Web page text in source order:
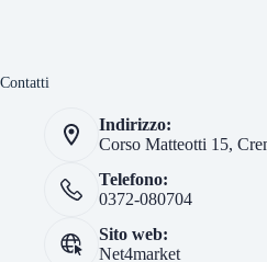
Contatti
Indirizzo:
Corso Matteotti 15,
Telefono:
0372-080704
Sito web:
Net4market